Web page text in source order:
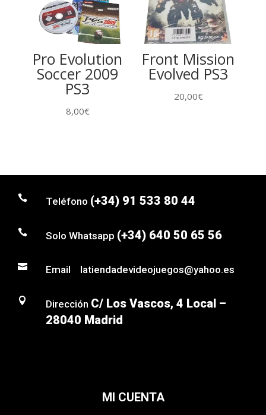
Pro Evolution
Soccer 2009
PS3
8,00€
Front Mission
Evolved PS3
20,00€
 Teléfono (+34) 91 533 80 44
 Solo Whatsapp (+34) 640 50 65 56
 Email latiendadevideojuegos@yahoo.es
 Dirección C/ Los Vascos, 4 Local –
28040 Madrid
MI CUENTA